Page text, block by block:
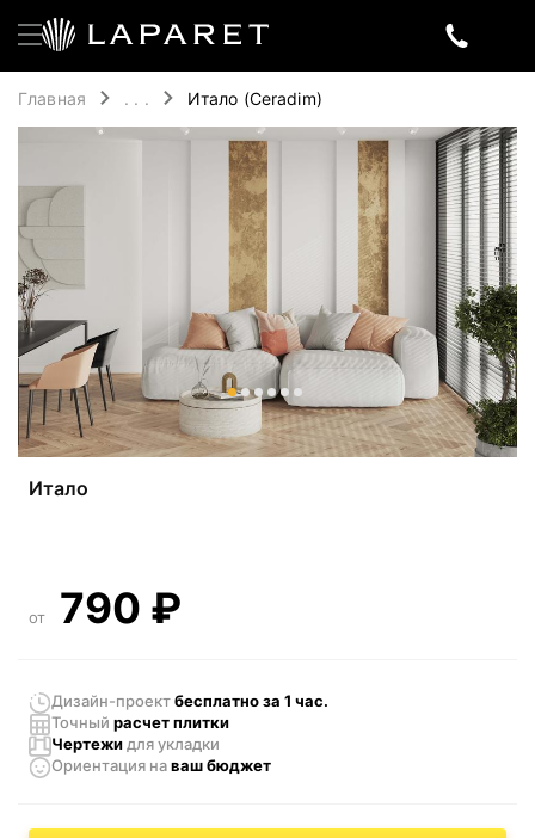
Главная . . . Итало (Ceradim)
Итало
от 790 ₽
Дизайн-проектбесплатно за 1 час.
Точный расчет плитки
Чертежи для укладки
Ориентация наваш бюджет